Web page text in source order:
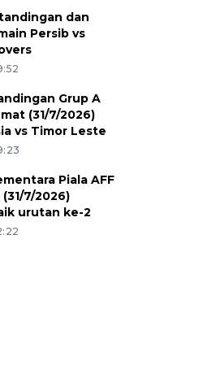
dan
Persib vs
Grup A
(31/7/2026)
vs Timor Leste
Piala AFF
7/2026)
urutan ke-2